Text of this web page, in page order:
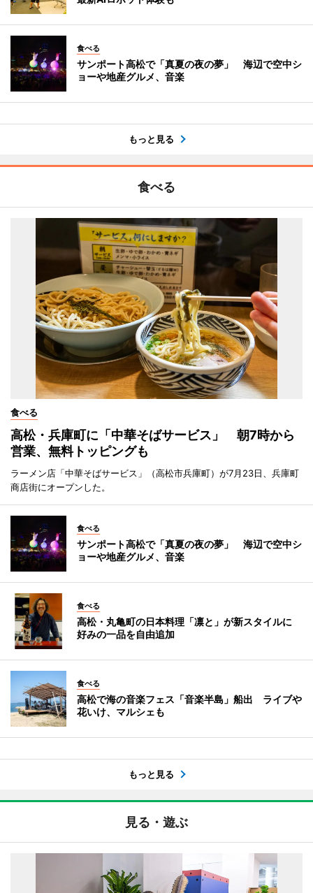
食べる
サンポート高松で「真夏の夜の夢」 海辺で空中シ
ョーや地産グルメ、音楽
もっと見る
食べる
食べる
高松・兵庫町に「中華そばサービス」 朝7時から
営業、無料トッピングも
ラーメン店「中華そばサービス」（高松市兵庫町）が7月23日、兵庫町
商店街にオープンした。
食べる
サンポート高松で「真夏の夜の夢」 海辺で空中シ
ョーや地産グルメ、音楽
食べる
高松・丸亀町の日本料理「凛と」が新スタイルに
好みの一品を自由追加
食べる
高松で海の音楽フェス「音楽半島」船出 ライブや
花いけ、マルシェも
もっと見る
見る・遊ぶ